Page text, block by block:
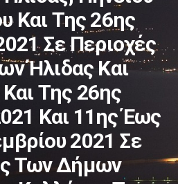
Και Της 26ης
Σε Περιοχές
Ήλιδας Και
Της 26ης
Και 11ης Έως
2021 Σε
Των Δήμων